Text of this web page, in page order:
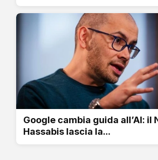
Google cambia guida all’AI: il
Hassabis lascia la...